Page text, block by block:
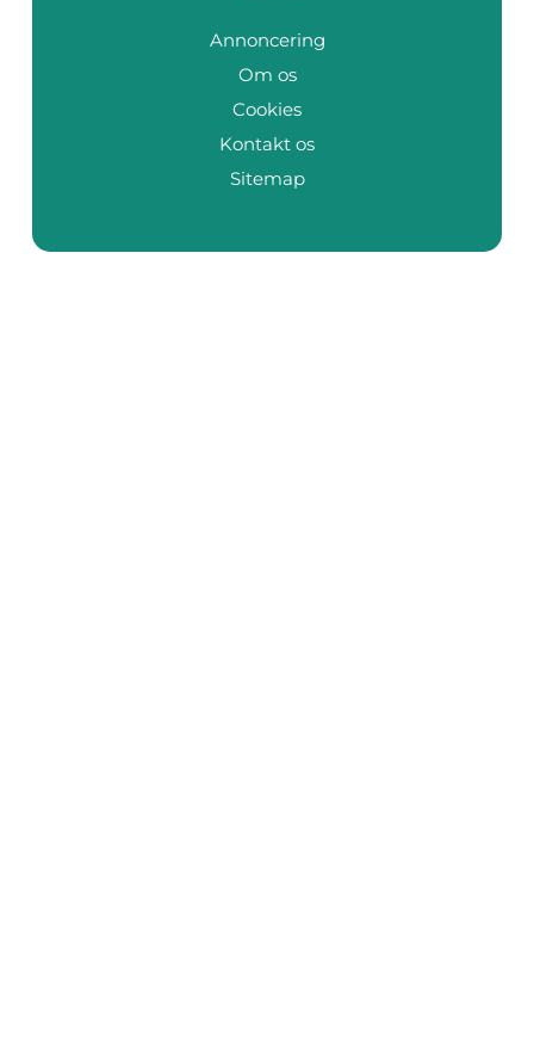
Annoncering
Om os
Cookies
Kontakt os
Sitemap